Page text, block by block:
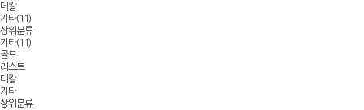
데칼
기타(11)
상위분류
기타(11)
골드
러스트
데칼
기타
상위분류